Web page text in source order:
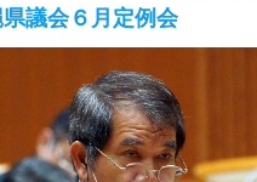
議会６月定例会